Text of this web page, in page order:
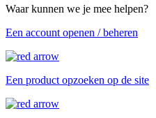
Waar kunnen we je mee helpen?
Een account openen / beheren
Een product opzoeken op de site